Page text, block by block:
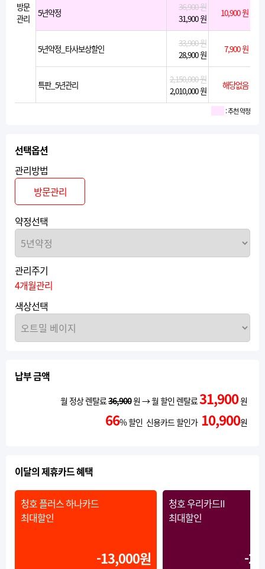
방문
관리
5년약정
36,900 원
31,900 원
10,900 원
5년약정_타사보상할인
33,900 원
28,900 원
7,900 원
특판_5년관리
2,150,000 원
2,010,000 원
해당없음
: 추천 약정
선택옵션
관리방법
방문관리
약정선택
관리주기
4개월관리
색상선택
납부 금액
월 정상 렌탈료36,900원 → 월 할인 렌탈료31,900원
66% 할인 신용카드 할인가 10,900원
이달의 제휴카드 혜택
청호 플러스 하나카드
최대할인
-13,000원
청호 우리카드II
최대할인
-